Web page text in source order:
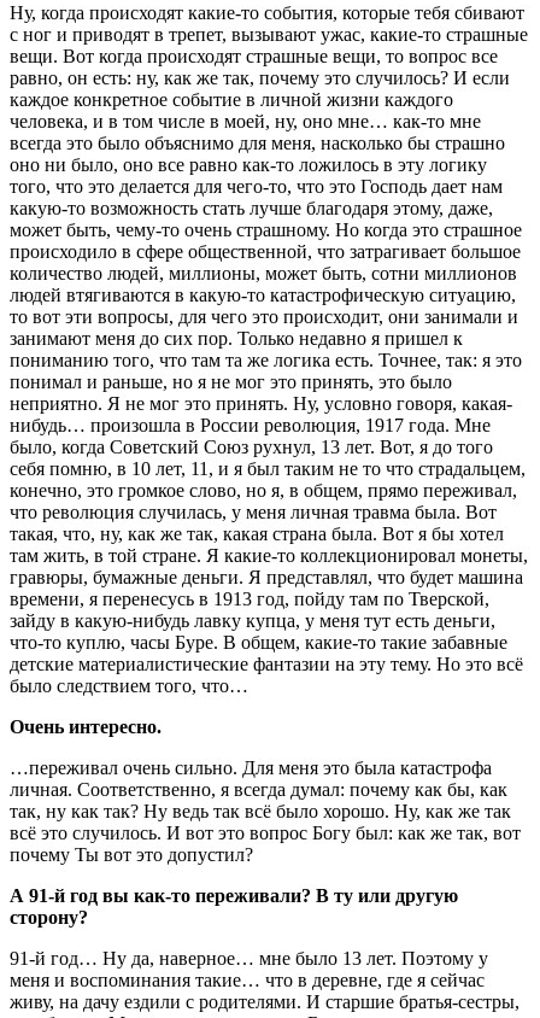
Ну, когда происходят какие-то события, которые тебя сбивают
с ног и приводят в трепет, вызывают ужас, какие-то страшные
вещи. Вот когда происходят страшные вещи, то вопрос все
равно, он есть: ну, как же так, почему это случилось? И если
каждое конкретное событие в личной жизни каждого
человека, и в том числе в моей, ну, оно мне… как-то мне
всегда это было объяснимо для меня, насколько бы страшно
оно ни было, оно все равно как-то ложилось в эту логику
того, что это делается для чего-то, что это Господь дает нам
какую-то возможность стать лучше благодаря этому, даже,
может быть, чему-то очень страшному. Но когда это страшное
происходило в сфере общественной, что затрагивает большое
количество людей, миллионы, может быть, сотни миллионов
людей втягиваются в какую-то катастрофическую ситуацию,
то вот эти вопросы, для чего это происходит, они занимали и
занимают меня до сих пор. Только недавно я пришел к
пониманию того, что там та же логика есть. Точнее, так: я это
понимал и раньше, но я не мог это принять, это было
неприятно. Я не мог это принять. Ну, условно говоря, какая-
нибудь… произошла в России революция, 1917 года. Мне
было, когда Советский Союз рухнул, 13 лет. Вот, я до того
себя помню, в 10 лет, 11, и я был таким не то что страдальцем,
конечно, это громкое слово, но я, в общем, прямо переживал,
что революция случилась, у меня личная травма была. Вот
такая, что, ну, как же так, какая страна была. Вот я бы хотел
там жить, в той стране. Я какие-то коллекционировал монеты,
гравюры, бумажные деньги. Я представлял, что будет машина
времени, я перенесусь в 1913 год, пойду там по Тверской,
зайду в какую-нибудь лавку купца, у меня тут есть деньги,
что-то куплю, часы Буре. В общем, какие-то такие забавные
детские материалистические фантазии на эту тему. Но это всё
было следствием того, что…
Очень интересно.
…переживал очень сильно. Для меня это была катастрофа
личная. Соответственно, я всегда думал: почему как бы, как
так, ну как так? Ну ведь так всё было хорошо. Ну, как же так
всё это случилось. И вот это вопрос Богу был: как же так, вот
почему Ты вот это допустил?
А 91-й год вы как-то переживали? В ту или другую
сторону?
91-й год… Ну да, наверное… мне было 13 лет. Поэтому у
меня и воспоминания такие… что в деревне, где я сейчас
живу, на дачу ездили с родителями. И старшие братья-сестры,